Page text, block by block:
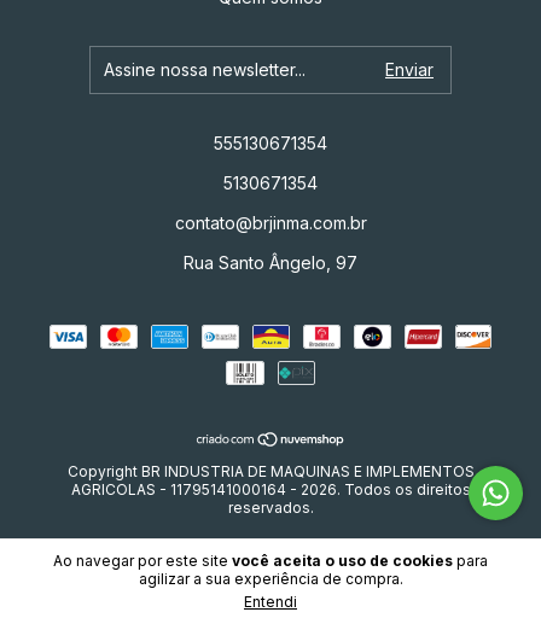
Ao navegar por este site você aceita o uso de cookies para
agilizar a sua experiência de compra.
Entendi
555130671354
5130671354
contato@brjinma.com.br
Rua Santo Ângelo, 97
Copyright BR INDUSTRIA DE MAQUINAS E IMPLEMENTOS
AGRICOLAS - 11795141000164 - 2026. Todos os direitos
reservados.